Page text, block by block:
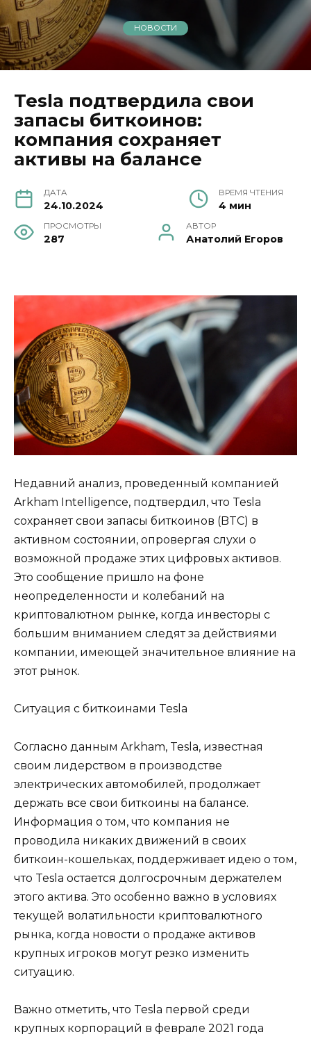
НОВОСТИ
Tesla подтвердила свои
запасы биткоинов:
компания сохраняет
активы на балансе
ДАТА
24.10.2024
ВРЕМЯ ЧТЕНИЯ
4 мин
ПРОСМОТРЫ
287
АВТОР
Анатолий Егоров
Недавний анализ, проведенный компанией
Arkham Intelligence, подтвердил, что Tesla
сохраняет свои запасы биткоинов (BTC) в
активном состоянии, опровергая слухи о
возможной продаже этих цифровых активов.
Это сообщение пришло на фоне
неопределенности и колебаний на
криптовалютном рынке, когда инвесторы с
большим вниманием следят за действиями
компании, имеющей значительное влияние на
этот рынок.
Ситуация с биткоинами Tesla
Согласно данным Arkham, Tesla, известная
своим лидерством в производстве
электрических автомобилей, продолжает
держать все свои биткоины на балансе.
Информация о том, что компания не
проводила никаких движений в своих
биткоин-кошельках, поддерживает идею о том,
что Tesla остается долгосрочным держателем
этого актива. Это особенно важно в условиях
текущей волатильности криптовалютного
рынка, когда новости о продаже активов
крупных игроков могут резко изменить
ситуацию.
Важно отметить, что Tesla первой среди
крупных корпораций в феврале 2021 года